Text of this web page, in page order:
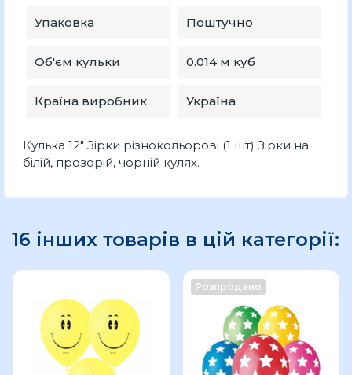
Упаковка Поштучно
Об'єм кульки 0.014 м куб
Країна виробник Україна
Кулька 12" Зірки різнокольорові (1 шт) Зірки на
білій, прозорій, чорній кулях.
16 інших товарів в цій категорії:
Розпродано